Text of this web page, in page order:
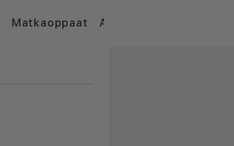
Matkaoppaat Artikkelit